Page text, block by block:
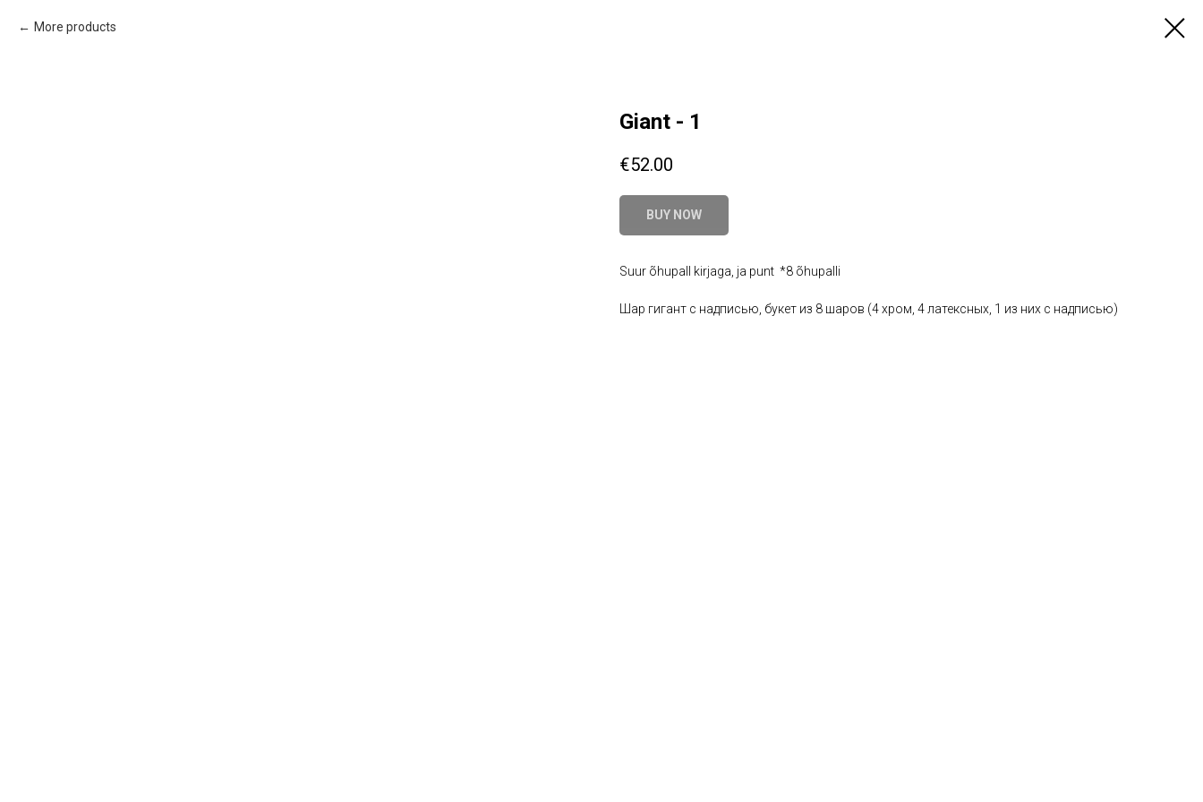
More products
Giant - 1
€52.00
BUY NOW
Suur õhupall kirjaga, ja punt *8 õhupalli
Шар гигант с надписью, букет из 8 шаров (4 хром, 4 латексных, 1 из них с надписью)